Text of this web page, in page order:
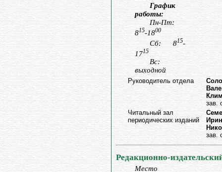
График
работы:
Пн-Пт:
815-1800
Сб: 815-
1715
Вс:
выходной
Руководитель отдела
зав.
Читальный зал
периодических изданий
зав.
Редакционно-
Место